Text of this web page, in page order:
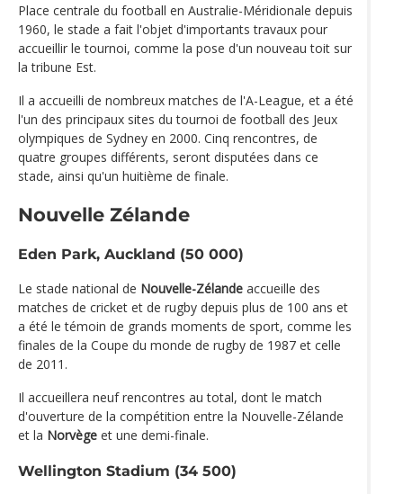
Place centrale du football en Australie-Méridionale depuis
1960, le stade a fait l'objet d'importants travaux pour
accueillir le tournoi, comme la pose d'un nouveau toit sur
la tribune Est.
Il a accueilli de nombreux matches de l'A-League, et a été
l'un des principaux sites du tournoi de football des Jeux
olympiques de Sydney en 2000. Cinq rencontres, de
quatre groupes différents, seront disputées dans ce
stade, ainsi qu'un huitième de finale.
Nouvelle Zélande
Eden Park, Auckland (50 000)
Le stade national de Nouvelle-Zélande accueille des
matches de cricket et de rugby depuis plus de 100 ans et
a été le témoin de grands moments de sport, comme les
finales de la Coupe du monde de rugby de 1987 et celle
de 2011.
Il accueillera neuf rencontres au total, dont le match
d'ouverture de la compétition entre la Nouvelle-Zélande
et la Norvège et une demi-finale.
Wellington Stadium (34 500)